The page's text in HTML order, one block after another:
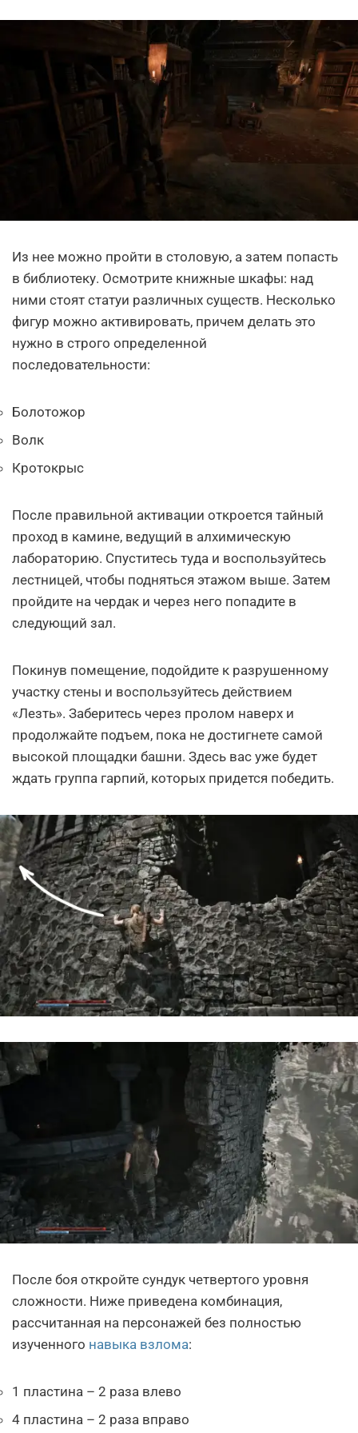
Из нее можно пройти в столовую, а затем попасть
в библиотеку. Осмотрите книжные шкафы: над
ними стоят статуи различных существ. Несколько
фигур можно активировать, причем делать это
нужно в строго определенной
последовательности:
Болотожор
Волк
Кротокрыс
После правильной активации откроется тайный
проход в камине, ведущий в алхимическую
лабораторию. Спуститесь туда и воспользуйтесь
лестницей, чтобы подняться этажом выше. Затем
пройдите на чердак и через него попадите в
следующий зал.
Покинув помещение, подойдите к разрушенному
участку стены и воспользуйтесь действием
«Лезть». Заберитесь через пролом наверх и
продолжайте подъем, пока не достигнете самой
высокой площадки башни. Здесь вас уже будет
ждать группа гарпий, которых придется победить.
После боя откройте сундук четвертого уровня
сложности. Ниже приведена комбинация,
рассчитанная на персонажей без полностью
изученного навыка взлома:
1 пластина – 2 раза влево
4 пластина – 2 раза вправо